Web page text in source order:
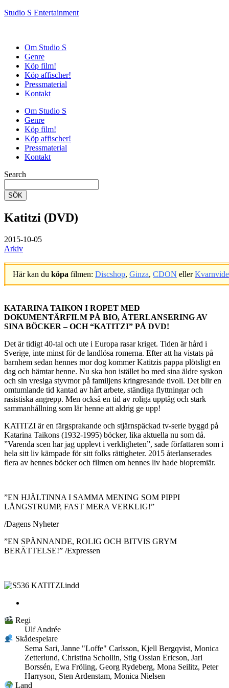
Studio S Entertainment
Om Studio S
Genre
Köp film!
Köp affischer!
Pressmaterial
Kontakt
Om Studio S
Genre
Köp film!
Köp affischer!
Pressmaterial
Kontakt
Search
SÖK
Katitzi (DVD)
2015-10-05
Arkiv
Här kan du köpa filmen: Discshop, Ginza, CDON eller
KATARINA TAIKON I ROPET MED
DOKUMENTÄRFILM PÅ BIO, ÅTERLANSERING AV
SINA BÖCKER – OCH “KATITZI” PÅ DVD!
Det är tidigt 40-tal och ute i Europa rasar kriget. Tiden är hård i
Sverige, inte minst för de landlösa romerna. Efter att ha vistats på
barnhem sedan hennes mor dog kommer Katitzis pappa plötsligt en
dag och hämtar henne. Nu ska hon istället bo med sina äldre syskon
och sin vresiga styvmor på familjens kringresande tivoli. Det blir en
omtumlande tid kantad av hårt arbete, ständiga flyttningar och
rasistiska angrepp. Men också en tid av roliga upptåg och stark
sammanhållning som lär henne att aldrig ge upp!
KATITZI är en färgsprakande och stjärnspäckad tv-serie byggd på
Katarina Taikons (1932-1995) böcker, lika aktuella nu som då.
”Varenda scen har jag upplevt i verkligheten”, sade författaren som i
hela sitt liv kämpade för sitt folks rättigheter. 2015 återlanserades
flera av hennes böcker och filmen om hennes liv hade biopremiär.
”EN HJÄLTINNA I SAMMA MENING SOM PIPPI
LÅNGSTRUMP, FAST MERA VERKLIG!”
/Dagens Nyheter
”EN SPÄNNANDE, ROLIG OCH BITVIS GRYM
BERÄTTELSE!” /Expressen
Regi
Ulf Andrée
Skådespelare
Sema Sari, Janne "Loffe" Carlsson, Kjell Bergqvist, Monica
Zetterlund, Christina Schollin, Stig Ossian Ericson, Jarl
Borssén, Ewa Fröling, Georg Rydeberg, Mona Seilitz, Peter
Harryson, Sten Ardenstam, Monica Nielsen
Land